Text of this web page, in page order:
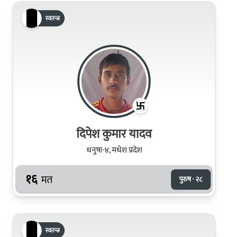
स्वतन्त्र
दिपेश कुमार यादव
धनुषा-४, मधेश प्रदेश
१६ मत पुरुष · २८
स्वतन्त्र